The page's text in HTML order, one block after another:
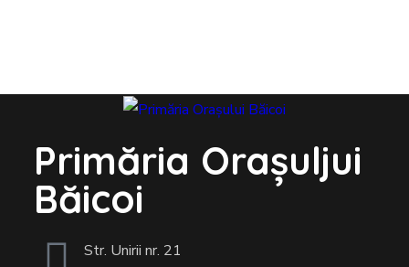
Primăria Orașuljui
Băicoi
Str. Unirii nr. 21